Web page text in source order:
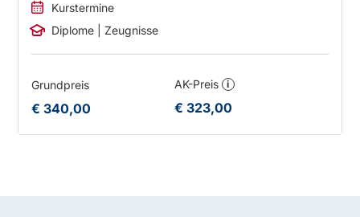
Kurstermine
Diplome | Zeugnisse
Grundpreis
€ 340,00
AK-Preis i
€ 323,00